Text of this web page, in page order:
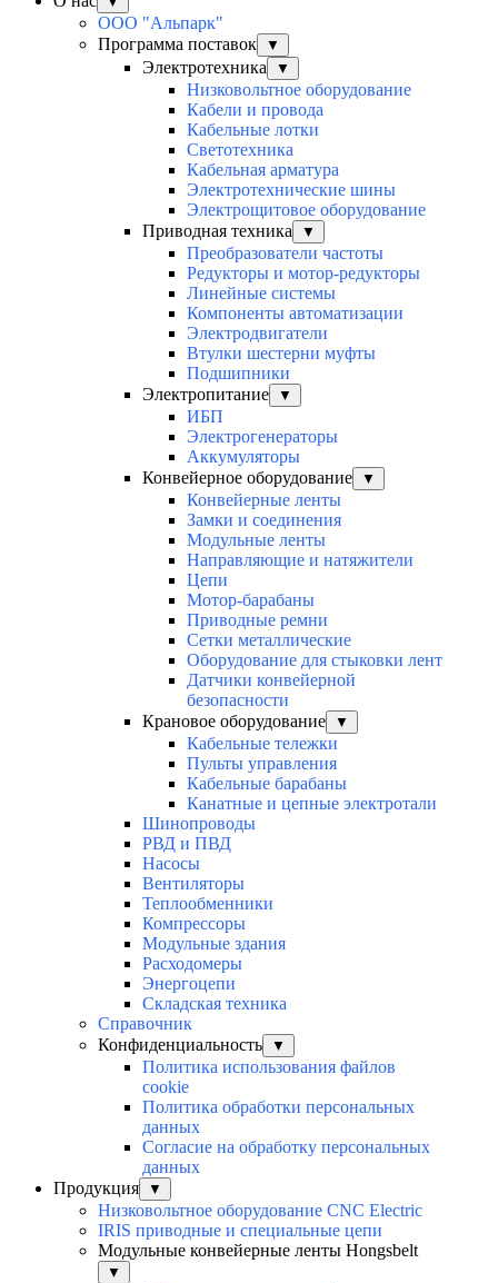
ООО "Альпарк"
Программа поставок
▼
Электротехника ▼
Низковольтное оборудование
Кабели и провода
Кабельные лотки
Светотехника
Кабельная арматура
Электротехнические шины
Электрощитовое оборудование
Приводная техника
▼
Преобразователи частоты
Редукторы и мотор-редукторы
Линейные системы
Компоненты автоматизации
Электродвигатели
Втулки шестерни муфты
Подшипники
Электропитание
▼
ИБП
Электрогенераторы
Аккумуляторы
Конвейерное оборудование
▼
Конвейерные ленты
Замки и соединения
Модульные ленты
Направляющие и натяжители
Цепи
Мотор-барабаны
Приводные ремни
Сетки металлические
Оборудование для стыковки лент
Датчики конвейерной
безопасности
Крановое оборудование
▼
Кабельные тележки
Пульты управления
Кабельные барабаны
Канатные и цепные электротали
Шинопроводы
РВД и ПВД
Насосы
Вентиляторы
Теплообменники
Компрессоры
Модульные здания
Расходомеры
Энергоцепи
Складская техника
Справочник
Конфиденциальность
▼
Политика использования файлов
cookie
Политика обработки персональных
данных
Согласие на обработку персональных
данных
Продукция
▼
Низковольтное оборудование CNC Electric
IRIS приводные и специальные цепи
Модульные конвейерные ленты Hongsbelt
▼